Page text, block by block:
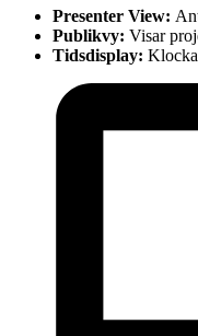
Presenter View:
Publikvy: Visar
Tidsdisplay: Klocka